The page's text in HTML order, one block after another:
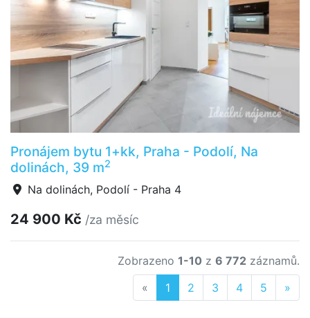
Pronájem bytu 1+kk, Praha - Podolí, Na
dolinách, 39 m2
Na dolinách, Podolí - Praha 4
24 900 Kč /za měsíc
Zobrazeno 1-10 z 6 772 záznamů.
« Previous
1 2 3 4 5 »